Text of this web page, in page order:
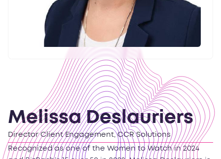
Melissa Deslauriers
Director Client Engagement, CCR Solutions
Recognized as one of the Women to Watch in 2024